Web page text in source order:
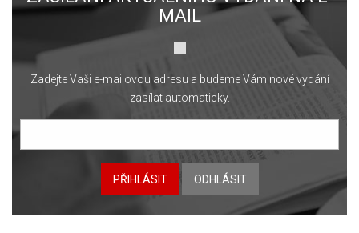
MAIL
Zadejte Vaši e-mailovou adresu a budeme Vám nové vydání
zasílat automaticky.
PŘIHLÁSIT ODHLÁSIT